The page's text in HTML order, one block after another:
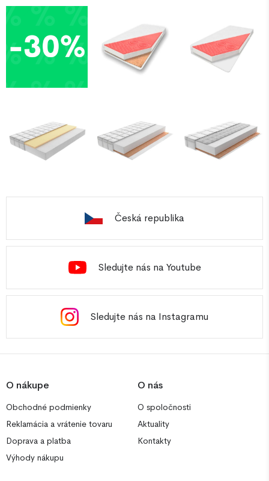
Česká republika
Sledujte nás na Youtube
Sledujte nás na Instagramu
O nákupe
Obchodné podmienky
Reklamácia a vrátenie tovaru
Doprava a platba
Výhody nákupu
O nás
O spoločnosti
Aktuality
Kontakty